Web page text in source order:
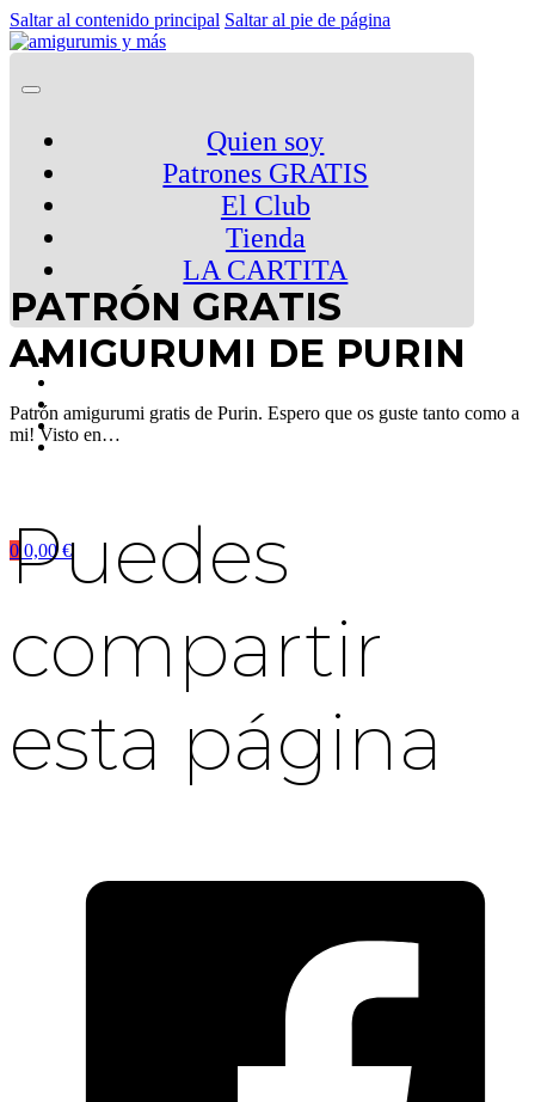
Saltar al contenido principal Saltar al pie de página
Quien soy
Patrones GRATIS
El Club
Tienda
LA CARTITA
0 0,00€
PATRÓN GRATIS
AMIGURUMI DE PURIN
Patrón amigurumi gratis de Purin. Espero que os guste tanto como a
mi! Visto en…
Puedes
compartir
esta página